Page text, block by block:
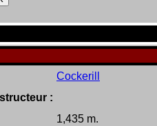
Cockerill
:
1,435 m.